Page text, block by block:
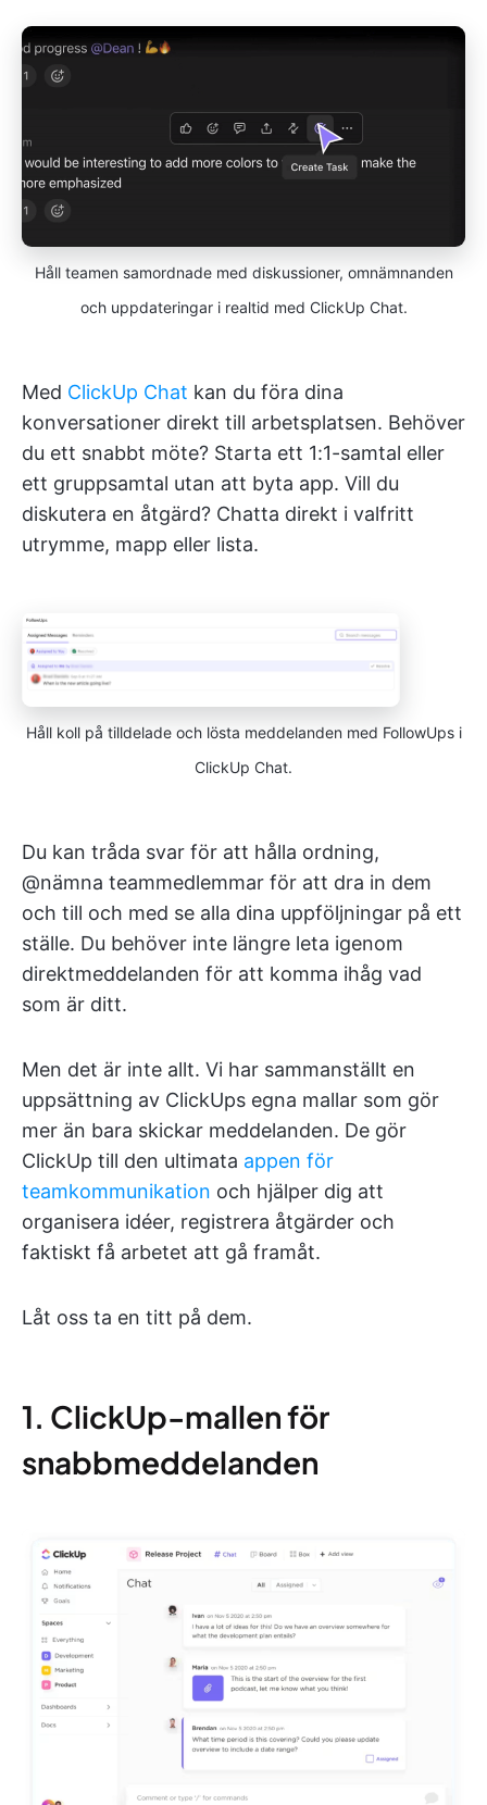
Håll teamen samordnade med diskussioner, omnämnanden
och uppdateringar i realtid med ClickUp Chat.
Med ClickUp Chat kan du föra dina
konversationer direkt till arbetsplatsen. Behöver
du ett snabbt möte? Starta ett 1:1-samtal eller
ett gruppsamtal utan att byta app. Vill du
diskutera en åtgärd? Chatta direkt i valfritt
utrymme, mapp eller lista.
Håll koll på tilldelade och lösta meddelanden med FollowUps i
ClickUp Chat.
Du kan tråda svar för att hålla ordning,
@nämna teammedlemmar för att dra in dem
och till och med se alla dina uppföljningar på ett
ställe. Du behöver inte längre leta igenom
direktmeddelanden för att komma ihåg vad
som är ditt.
Men det är inte allt. Vi har sammanställt en
uppsättning av ClickUps egna mallar som gör
mer än bara skickar meddelanden. De gör
ClickUp till den ultimata appen för
teamkommunikation och hjälper dig att
organisera idéer, registrera åtgärder och
faktiskt få arbetet att gå framåt.
Låt oss ta en titt på dem.
1. ClickUp-mallen för
snabbmeddelanden